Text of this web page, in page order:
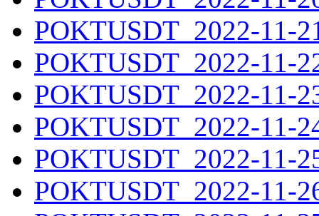
POKTUSDT_2022-11-
POKTUSDT_2022-11-
POKTUSDT_2022-11-
POKTUSDT_2022-11-
POKTUSDT_2022-11-
POKTUSDT_2022-11-